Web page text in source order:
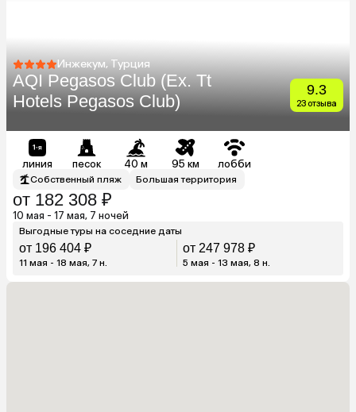
Инжекум, Турция
AQI Pegasos Club (Ex. Tt
Hotels Pegasos Club)
9.3
23 отзыва
линия песок 40 м 95 км лобби
Собственный пляж Большая территория
от 182 308 ₽
10 мая - 17 мая, 7 ночей
Выгодные туры на соседние даты
от 196 404 ₽
11 мая - 18 мая, 7 н.
от 247 978 ₽
5 мая - 13 мая, 8 н.